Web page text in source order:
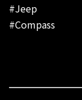
#Jeep
#Compass